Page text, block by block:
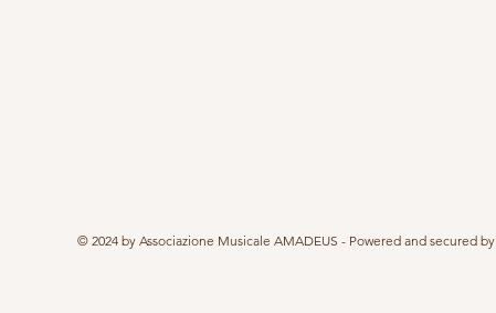
© 2024 by Associazione Musicale AMADEUS - Powered and secured by